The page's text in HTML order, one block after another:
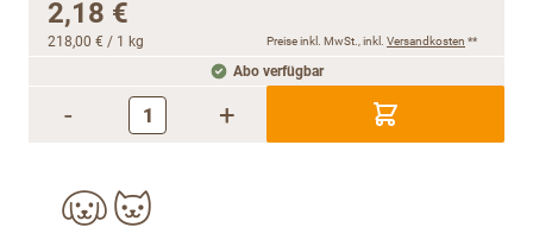
2,18 €
218,00 € / 1 kg Preise inkl. MwSt., inkl. Versandkosten **
Abo verfügbar
- +